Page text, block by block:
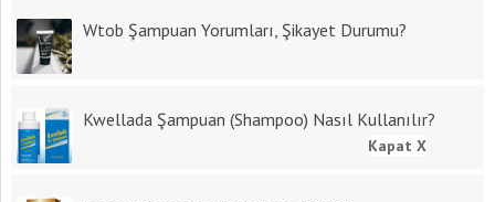
Wtob Şampuan Yorumları, Şikayet Durumu?
Kwellada Şampuan (Shampoo) Nasıl Kullanılır?
Kapat X